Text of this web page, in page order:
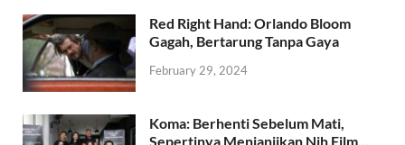
Red Right Hand: Orlando Bloom
Gagah, Bertarung Tanpa Gaya
February 29, 2024
Koma: Berhenti Sebelum Mati,
Sepertinya Menjanjikan Nih Film…